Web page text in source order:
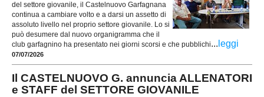
del settore giovanile, il Castelnuovo Garfagnana
continua a cambiare volto e a darsi un assetto di
assoluto livello nel proprio settore giovanile. Lo si
può desumere dal nuovo organigramma che il
club garfagnino ha presentato nei giorni scorsi e che pubblichi... leggi
07/07/2026
Il CASTELNUOVO G. annuncia ALLENATORI
e STAFF del SETTORE GIOVANILE